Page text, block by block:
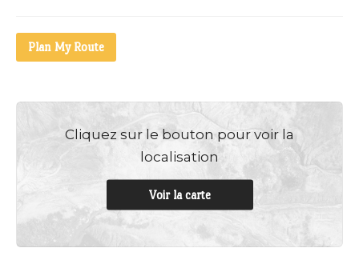
Plan My Route
Cliquez sur le bouton pour voir la
localisation
Voir la carte